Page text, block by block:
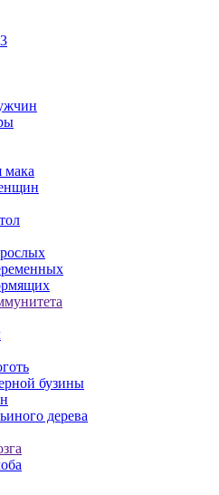
мака
бузины
дерева